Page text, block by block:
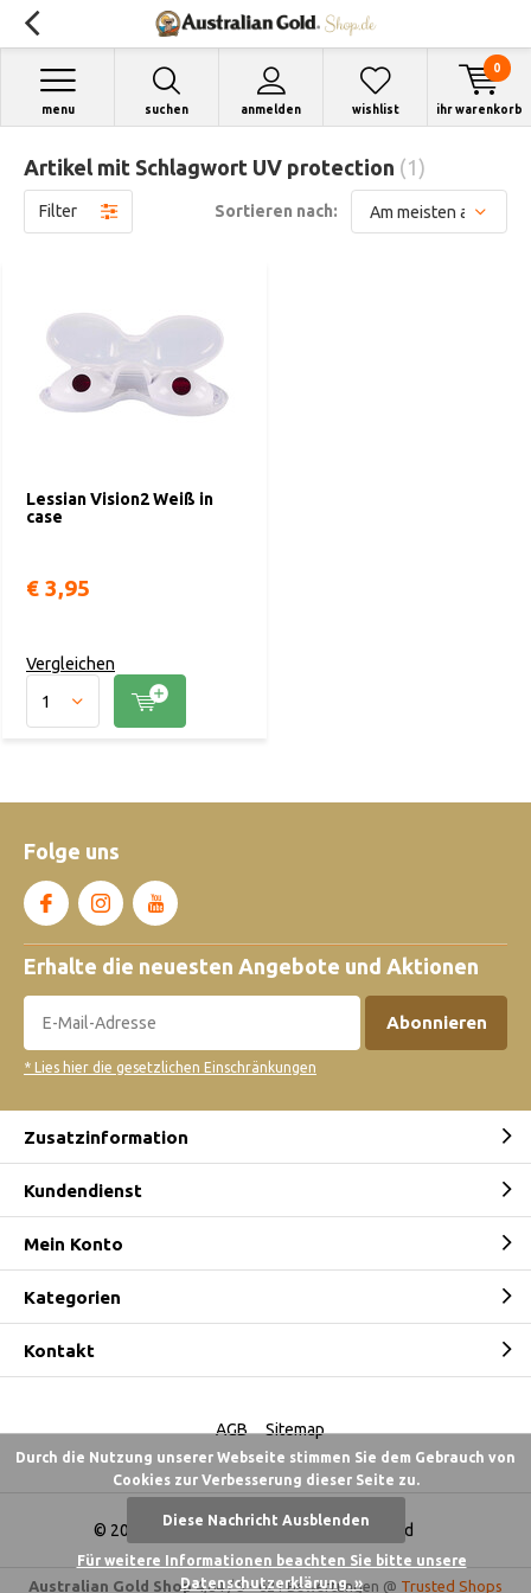
suchen anmelden
menu wishlist ihr warenkorb
0
Artikel mit Schlagwort UV protection (1)
Filter Sortieren nach:
Lessian Vision2 Weiß in
case
€ 3,95
Vergleichen
Folge uns
Erhalte die neuesten Angebote und Aktionen
Abonnieren
* Lies hier die gesetzlichen Einschränkungen
Zusatzinformation
Kundendienst
Mein Konto
Kategorien
Kontakt
© 2026 - Australian Gold Shop Deutschland
AGB Sitemap
Australian Gold Shop 4,84/5-621Bewertungen @ Trusted Shops
Durch die Nutzung unserer Webseite stimmen Sie dem Gebrauch von
Cookies zur Verbesserung dieser Seite zu.
Diese Nachricht Ausblenden
Für weitere Informationen beachten Sie bitte unsere
Datenschutzerklärung. »